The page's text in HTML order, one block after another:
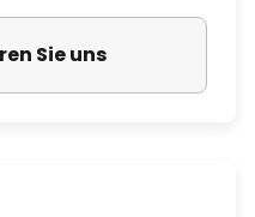
Sie uns